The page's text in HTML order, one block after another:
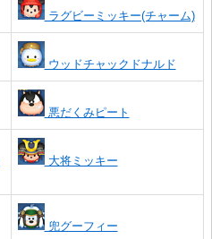
ラグビーミッキー(チャーム)
ウッドチャックドナルド
悪だくみピート
大将ミッキー
兜グーフィー